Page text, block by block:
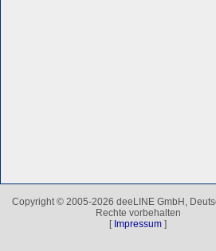
Copyright © 2005-2026 deeLINE GmbH,
Rechte vorbehalten
[ Impressum ]